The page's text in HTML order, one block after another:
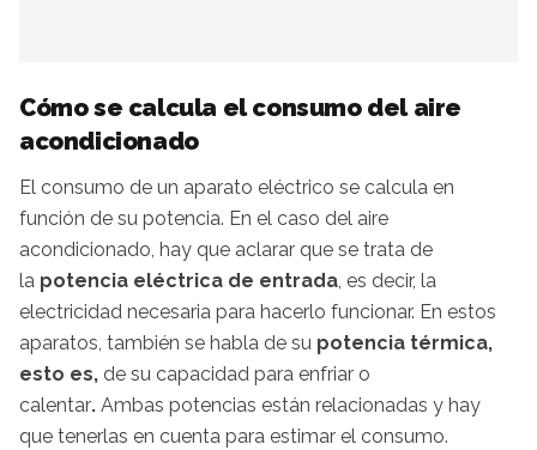
Cómo se calcula el consumo del aire
acondicionado
El consumo de un aparato eléctrico se calcula en
función de su potencia. En el caso del aire
acondicionado, hay que aclarar que se trata de
la potencia eléctrica de entrada, es decir, la
electricidad necesaria para hacerlo funcionar. En estos
aparatos, también se habla de su potencia térmica,
esto es, de su capacidad para enfriar o
calentar. Ambas potencias están relacionadas y hay
que tenerlas en cuenta para estimar el consumo.